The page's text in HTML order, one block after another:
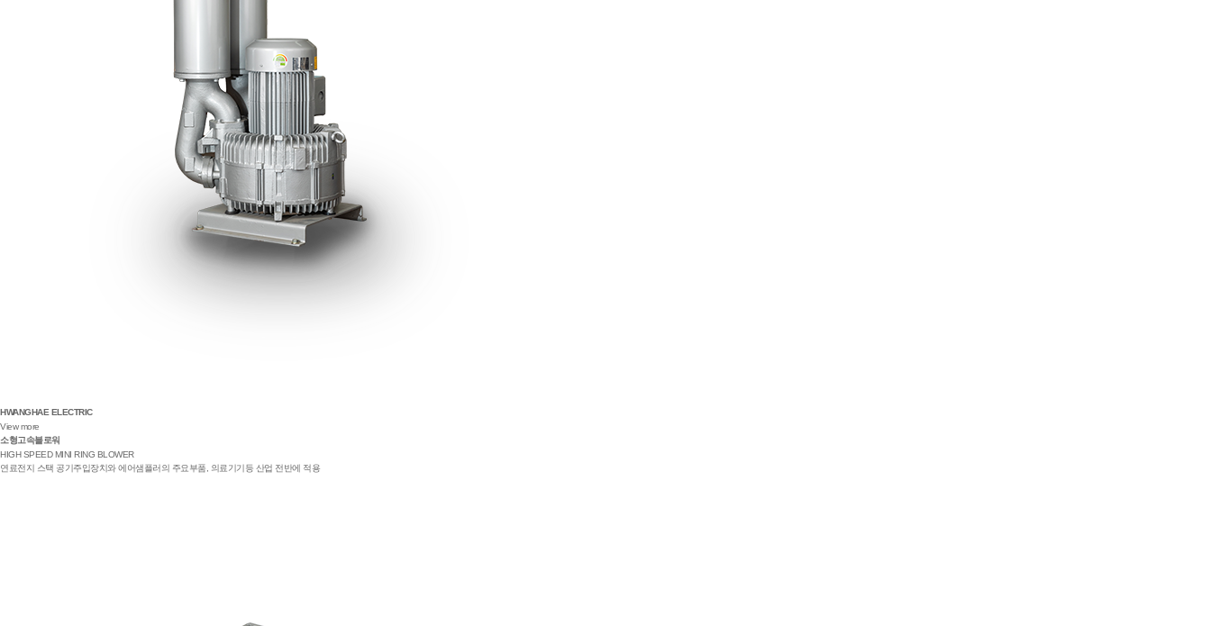
HWANGHAE ELECTRIC
View more
소형고속블로워
HIGH SPEED MINI RING BLOWER
연료전지 스택 공기주입장치와 에어샘플러의 주요부품, 의료기기등 산업 전반에 적용